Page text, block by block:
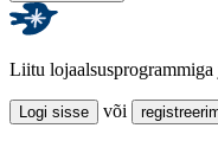
Liitu lojaalsusprogrammiga
Logi sisse või